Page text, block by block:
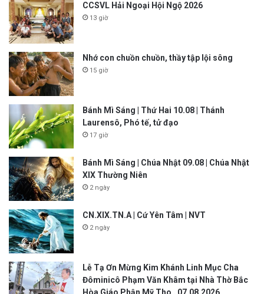
CCSVL Hải Ngoại Hội Ngộ 2026
13 giờ
Nhớ con chuồn chuồn, thầy tập lội sông
15 giờ
Bánh Mì Sáng | Thứ Hai 10.08 | Thánh
Laurensô, Phó tế, tử đạo
17 giờ
Bánh Mì Sáng | Chúa Nhật 09.08 | Chúa Nhật
XIX Thường Niên
2 ngày
CN.XIX.TN.A | Cứ Yên Tâm | NVT
2 ngày
Lễ Tạ Ơn Mừng Kim Khánh Linh Mục Cha
Đôminicô Phạm Văn Khâm tại Nhà Thờ Bắc